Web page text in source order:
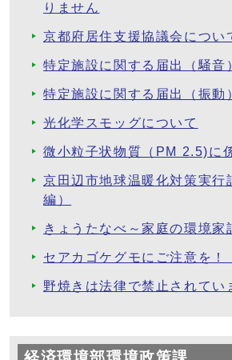
りません
京都府居住支援協議会につい
特定施設に関する届出（騒音
特定施設に関する届出（振動
光化学スモッグについて
微小粒子状物質（PM 2.5)に
京田辺市地球温暖化対策実行
編）
きょうたなべ～家庭の環境家
セアカゴケグモにご注意を！
野焼きは法律で禁止されてい